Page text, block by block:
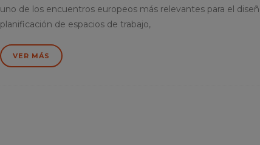
uno de los encuentros europeos más relevantes para el
planificación de espacios de trabajo,
VER MÁS